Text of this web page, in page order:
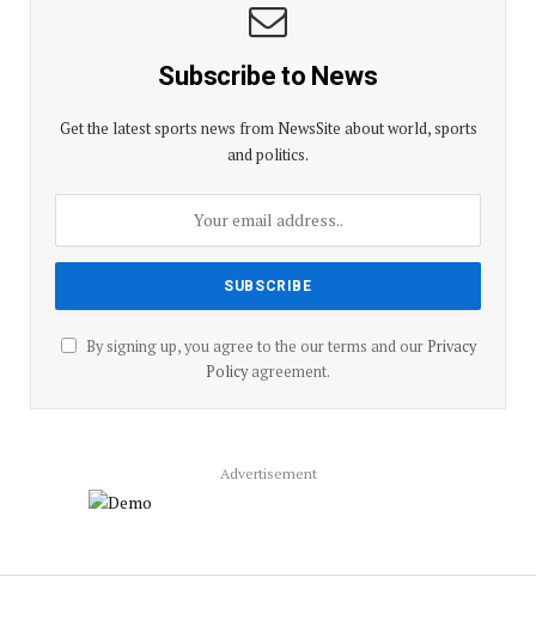
Subscribe to News
Get the latest sports news from NewsSite about world, sports
and politics.
By signing up, you agree to the our terms and our Privacy
Policyagreement.
Advertisement